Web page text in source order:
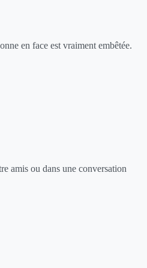
en face est vraiment embêtée.
amis ou dans une conversation